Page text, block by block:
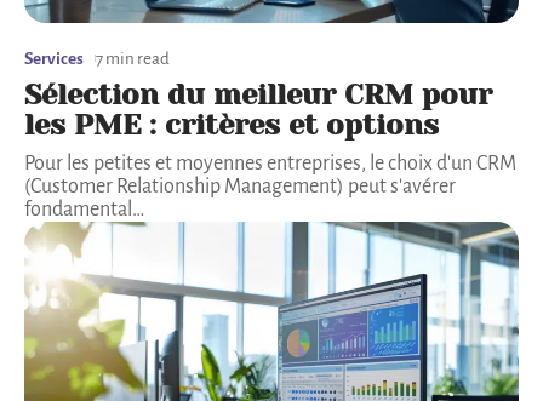
Services 7 min read
Sélection du meilleur CRM pour
les PME : critères et options
Pour les petites et moyennes entreprises, le choix d'un CRM
(Customer Relationship Management) peut s'avérer
fondamental …